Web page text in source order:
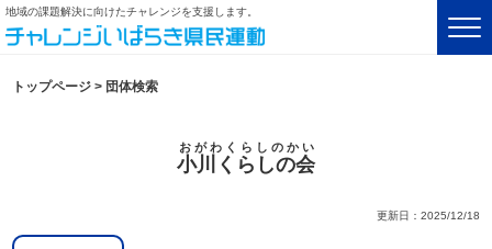
地域の課題解決に向けたチャレンジを支援します。
トップページ > 団体検索
小川くらしの会
おがわくらしのかい
更新日：2025/12/18